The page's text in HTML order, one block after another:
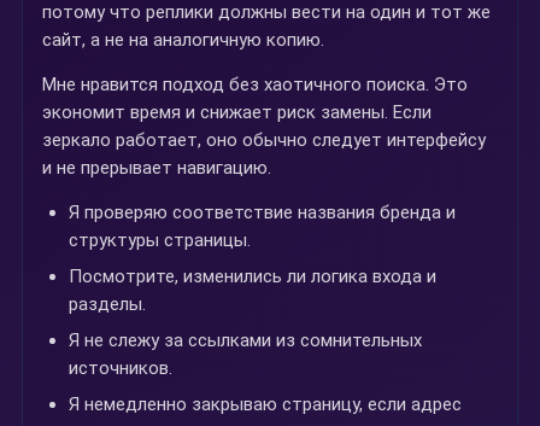
потому что реплики должны вести на один и тот же
сайт, а не на аналогичную копию.
Мне нравится подход без хаотичного поиска. Это
экономит время и снижает риск замены. Если
зеркало работает, оно обычно следует интерфейсу
и не прерывает навигацию.
Я проверяю соответствие названия бренда и
структуры страницы.
Посмотрите, изменились ли логика входа и
разделы.
Я не слежу за ссылками из сомнительных
источников.
Я немедленно закрываю страницу, если адрес